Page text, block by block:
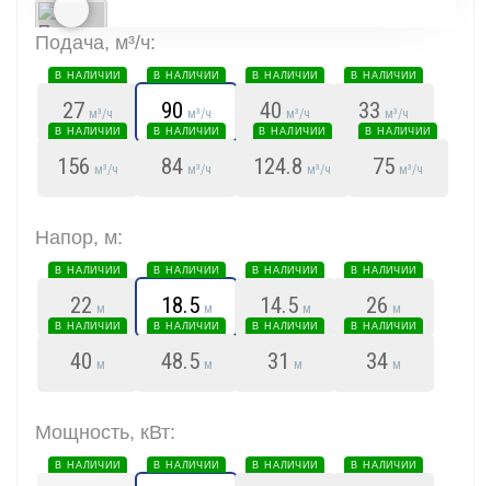
Подача, м³/ч:
27
В НАЛИЧИИ
м³/ч 90
В НАЛИЧИИ
м³/ч 40
В НАЛИЧИИ
м³/ч 33
В НАЛИЧИИ
м³/ч
156
В НАЛИЧИИ
м³/ч 84
В НАЛИЧИИ
м³/ч 124.8
В НАЛИЧИИ
м³/ч 75
В НАЛИЧИИ
м³/ч
Напор, м:
22
В НАЛИЧИИ
м 18.5
В НАЛИЧИИ
м 14.5
В НАЛИЧИИ
м 26
В НАЛИЧИИ
м
40
В НАЛИЧИИ
м 48.5
В НАЛИЧИИ
м 31
В НАЛИЧИИ
м 34
В НАЛИЧИИ
м
Мощность, кВт:
В НАЛИЧИИ В НАЛИЧИИ В НАЛИЧИИ В НАЛИЧИИ